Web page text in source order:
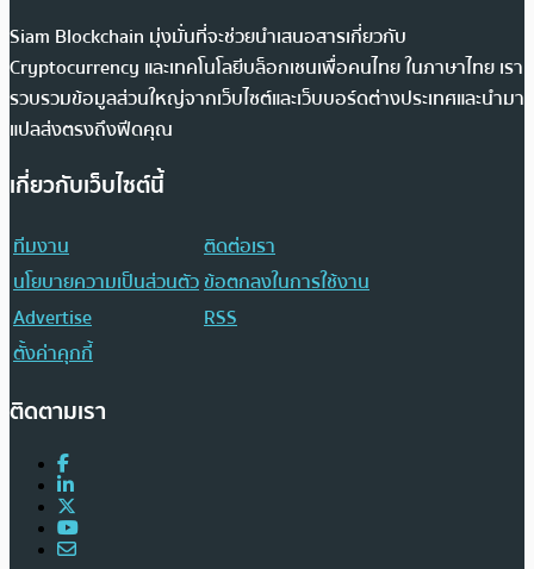
Siam Blockchain มุ่งมั่นที่จะช่วยนำเสนอสารเกี่ยวกับ
Cryptocurrency และเทคโนโลยีบล็อกเชนเพื่อคนไทย ในภาษาไทย เรา
รวบรวมข้อมูลส่วนใหญ่จากเว็บไซต์และเว็บบอร์ดต่างประเทศและนำมา
แปลส่งตรงถึงฟีดคุณ
เกี่ยวกับเว็บไซต์นี้
ทีมงาน
ติดต่อเรา
นโยบายความเป็นส่วนตัวข้อตกลงในการใช้งาน
Advertise
RSS
ตั้งค่าคุกกี้
ติดตามเรา